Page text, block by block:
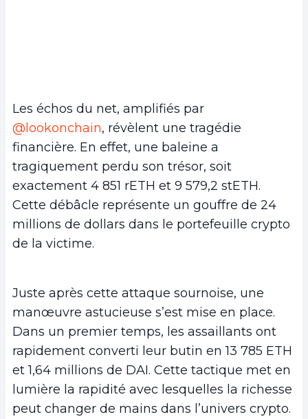
Les échos du net, amplifiés par
@lookonchain, révèlent une tragédie
financière. En effet, une baleine a
tragiquement perdu son trésor, soit
exactement 4 851 rETH et 9 579,2 stETH.
Cette débâcle représente un gouffre de 24
millions de dollars dans le portefeuille crypto
de la victime.
Juste après cette attaque sournoise, une
manœuvre astucieuse s’est mise en place.
Dans un premier temps, les assaillants ont
rapidement converti leur butin en 13 785 ETH
et 1,64 millions de DAI. Cette tactique met en
lumière la rapidité avec lesquelles la richesse
peut changer de mains dans l’univers crypto.